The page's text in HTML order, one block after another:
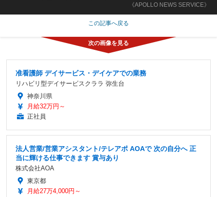
《APOLLO NEWS SERVICE》
この記事へ戻る
准看護師 デイサービス・デイケアでの業務
リハビリ型デイサービスクララ 弥生台
神奈川県
月給32万円～
正社員
法人営業/営業アシスタント/テレアポ AOAで 次の自分へ 正
当に輝ける仕事できます 賞与あり
株式会社AOA
東京都
月給27万4,000円～